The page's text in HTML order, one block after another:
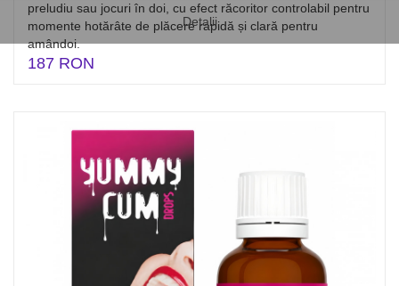
Detalii
preludiu sau jocuri în doi, cu efect răcoritor controlabil pentru
momente hotărâte de plăcere rapidă și clară pentru
amândoi.
187 RON